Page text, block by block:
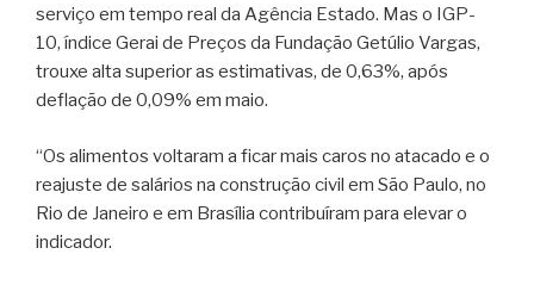
serviço em tempo real da Agência Estado. Mas o IGP-
10, índice Gerai de Preços da Fundação Getúlio Vargas,
trouxe alta superior as estimativas, de 0,63%, após
deflação de 0,09% em maio.
“Os alimentos voltaram a ficar mais caros no atacado e o
reajuste de salários na construção civil em São Paulo, no
Rio de Janeiro e em Brasília contribuíram para elevar o
indicador.